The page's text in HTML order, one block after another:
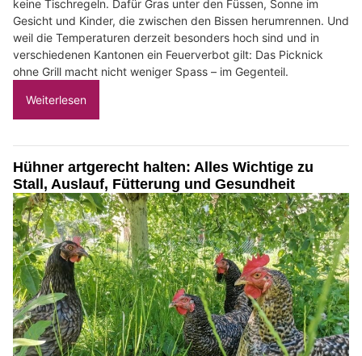
keine Tischregeln. Dafür Gras unter den Füssen, Sonne im
Gesicht und Kinder, die zwischen den Bissen herumrennen. Und
weil die Temperaturen derzeit besonders hoch sind und in
verschiedenen Kantonen ein Feuerverbot gilt: Das Picknick
ohne Grill macht nicht weniger Spass – im Gegenteil.
Weiterlesen
Hühner artgerecht halten: Alles Wichtige zu
Stall, Auslauf, Fütterung und Gesundheit